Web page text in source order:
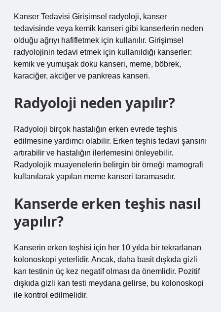
Kanser Tedavisi Girişimsel radyoloji, kanser
tedavisinde veya kemik kanseri gibi kanserlerin neden
olduğu ağrıyı hafifletmek için kullanılır. Girişimsel
radyolojinin tedavi etmek için kullanıldığı kanserler:
kemik ve yumuşak doku kanseri, meme, böbrek,
karaciğer, akciğer ve pankreas kanseri.
Radyoloji neden yapılır?
Radyoloji birçok hastalığın erken evrede teşhis
edilmesine yardımcı olabilir. Erken teşhis tedavi şansını
artırabilir ve hastalığın ilerlemesini önleyebilir.
Radyolojik muayenelerin belirgin bir örneği mamografi
kullanılarak yapılan meme kanseri taramasıdır.
Kanserde erken teşhis nasıl
yapılır?
Kanserin erken teşhisi için her 10 yılda bir tekrarlanan
kolonoskopi yeterlidir. Ancak, daha basit dışkıda gizli
kan testinin üç kez negatif olması da önemlidir. Pozitif
dışkıda gizli kan testi meydana gelirse, bu kolonoskopi
ile kontrol edilmelidir.